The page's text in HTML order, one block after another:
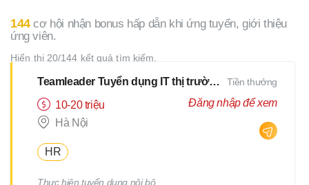
144cơ hội nhận bonus hấp dẫn khi ứng tuyển, giới thiệu
ứng viên.
Hiển thị 20/144 kết quả tìm kiếm.
Teamleader Tuyển dụng IT thị trường Nhật
10-20 triệu
Hà Nội
HR
Thực hiện tuyển dụng nội bộ
Tiền thưởng
Đăng nhập để xem